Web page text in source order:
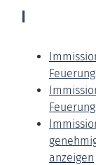
I
anzeigen